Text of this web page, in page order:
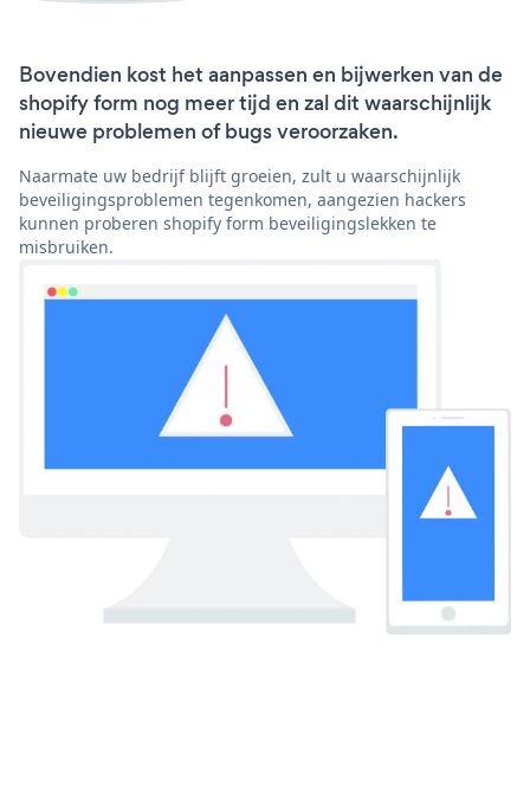
Bovendien kost het aanpassen en bijwerken van de
shopify form nog meer tijd en zal dit waarschijnlijk
nieuwe problemen of bugs veroorzaken.
Naarmate uw bedrijf blijft groeien, zult u waarschijnlijk
beveiligingsproblemen tegenkomen, aangezien hackers
kunnen proberen shopify form beveiligingslekken te
misbruiken.